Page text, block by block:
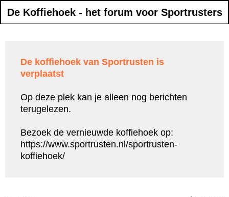
De Koffiehoek - het forum voor Sportrusters
De koffiehoek van Sportrusten is
verplaatst
Op deze plek kan je alleen nog berichten
terugelezen.
Bezoek de vernieuwde koffiehoek op:
https://www.sportrusten.nl/sportrusten-
koffiehoek/